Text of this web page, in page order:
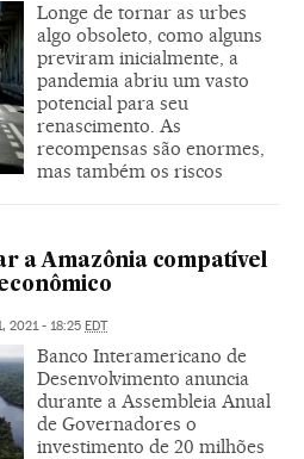
Longe de tornar as urbes
algo obsoleto, como alguns
previram inicialmente, a
pandemia abriu um vasto
potencial para seu
renascimento. As
recompensas são enormes,
mas também os riscos
a Amazônia compatível
2021 - 18:25 EDT
Banco Interamericano de
Desenvolvimento anuncia
durante a Assembleia Anual
de Governadores o
investimento de 20 milhões